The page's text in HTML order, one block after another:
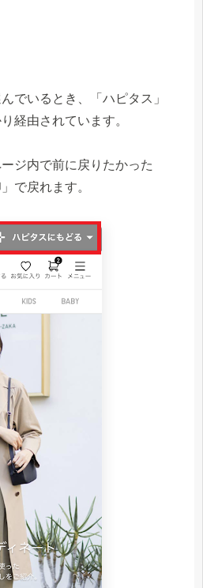
でいるとき、「ハピタス」
経由されています。
ジ内で前に戻りたかった
で戻れます。